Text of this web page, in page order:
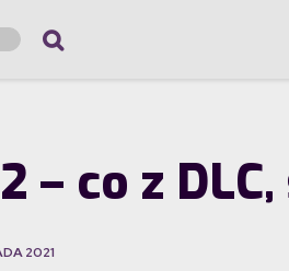
– co z
2021